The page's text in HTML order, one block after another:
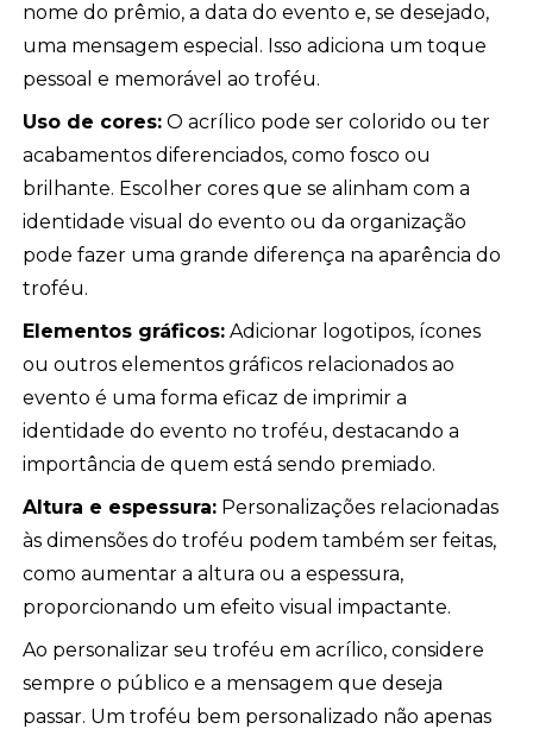
nome do prêmio, a data do evento e, se desejado,
uma mensagem especial. Isso adiciona um toque
pessoal e memorável ao troféu.
Uso de cores: O acrílico pode ser colorido ou ter
acabamentos diferenciados, como fosco ou
brilhante. Escolher cores que se alinham com a
identidade visual do evento ou da organização
pode fazer uma grande diferença na aparência do
troféu.
Elementos gráficos: Adicionar logotipos, ícones
ou outros elementos gráficos relacionados ao
evento é uma forma eficaz de imprimir a
identidade do evento no troféu, destacando a
importância de quem está sendo premiado.
Altura e espessura: Personalizações relacionadas
às dimensões do troféu podem também ser feitas,
como aumentar a altura ou a espessura,
proporcionando um efeito visual impactante.
Ao personalizar seu troféu em acrílico, considere
sempre o público e a mensagem que deseja
passar. Um troféu bem personalizado não apenas